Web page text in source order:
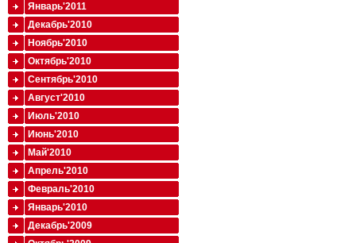
Январь'2011
Декабрь'2010
Ноябрь'2010
Октябрь'2010
Сентябрь'2010
Август'2010
Июль'2010
Июнь'2010
Май'2010
Апрель'2010
Февраль'2010
Январь'2010
Декабрь'2009